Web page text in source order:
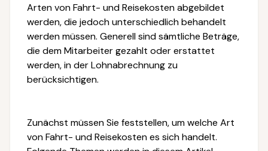
Arten von Fahrt- und Reisekosten abgebildet
werden, die jedoch unterschiedlich behandelt
werden müssen. Generell sind sämtliche Beträge,
die dem Mitarbeiter gezahlt oder erstattet
werden, in der Lohnabrechnung zu
berücksichtigen.
Zunächst müssen Sie feststellen, um welche Art
von Fahrt- und Reisekosten es sich handelt.